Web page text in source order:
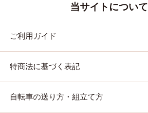
当サイトについて
ご利用ガイド
特商法に基づく表記
自転車の送り方・組立て方